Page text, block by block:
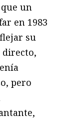
un
en 1983
su
directo,
pero